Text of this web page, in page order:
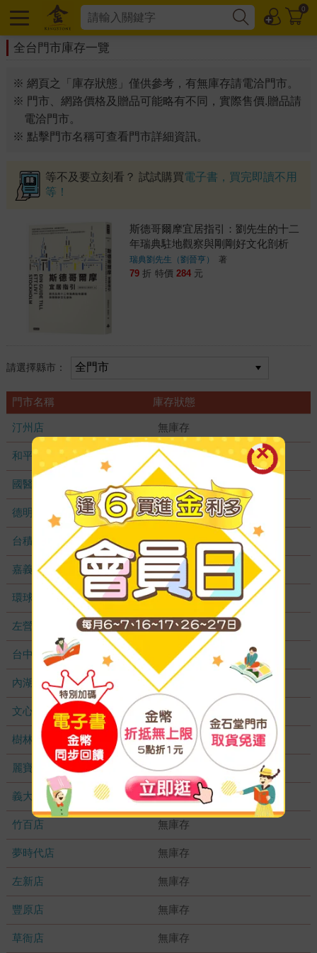
0
全台門市庫存一覽
※ 網頁之「庫存狀態」僅供參考，有無庫存請電洽門市。
※ 門市、網路價格及贈品可能略有不同，實際售價.贈品請
電洽門市。
※ 點擊門市名稱可查看門市詳細資訊。
等不及要立刻看？ 試試購買電子書，買完即讀不用
等！
斯德哥爾摩宜居指引：劉先生的十二
年瑞典駐地觀察與剛剛好文化剖析
瑞典劉先生（劉晉亨） 著
79 折 特價 284 元
請選擇縣市：
門市名稱 庫存狀態
汀州店 無庫存
和平店 無庫存
國醫加盟店 無庫存
德明加盟店 無庫存
台積店 無庫存
嘉義耐斯店 無庫存
環球店 無庫存
左營店 無庫存
台中秀泰店 無庫存
內湖大潤發 無庫存
文心店 無庫存
樹林店 無庫存
麗寶店 無庫存
義大店 無庫存
竹百店 無庫存
夢時代店 無庫存
左新店 無庫存
豐原店 無庫存
草衙店 無庫存